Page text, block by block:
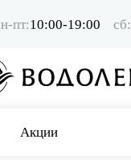
пт:10:00-19:00 сб:
Акции